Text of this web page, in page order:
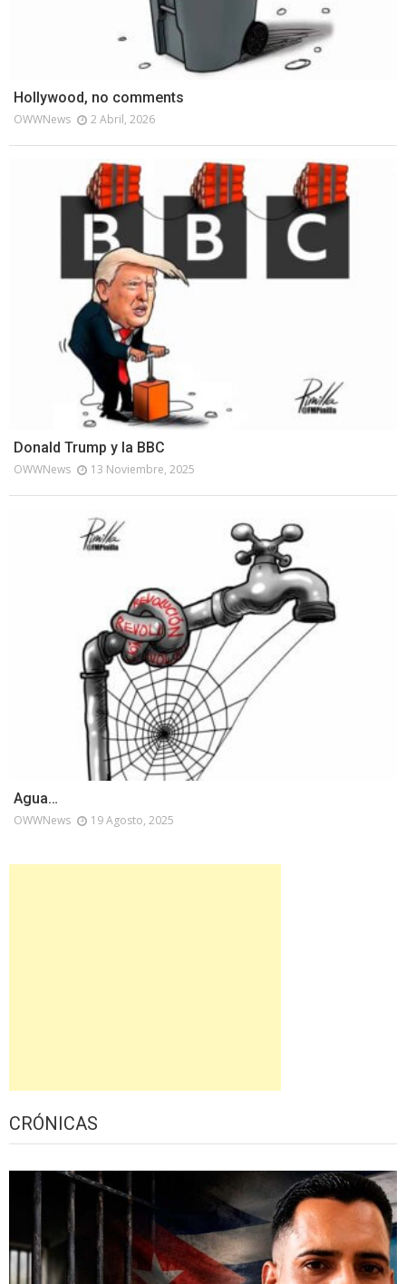
Hollywood, no comments
OWWNews 2 Abril, 2026
Donald Trump y la BBC
OWWNews 13 Noviembre, 2025
Agua…
OWWNews 19 Agosto, 2025
CRÓNICAS